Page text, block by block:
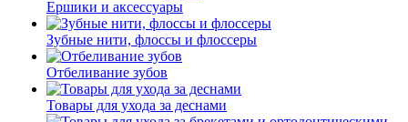
Ершики и аксессуары
Зубные нити, флоссы и флоссеры
Отбеливание зубов
Товары для ухода за деснами